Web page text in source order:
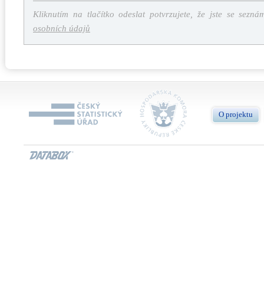
Kliknutím na tlačítko odeslat potvrzujete, že jste se
osobních údajů
O projektu